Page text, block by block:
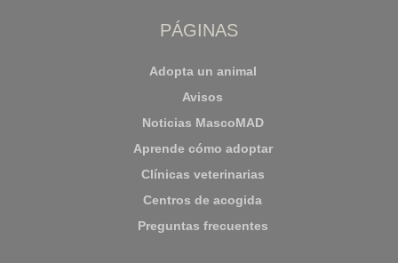
PÁGINAS
Adopta un animal
Avisos
Noticias MascoMAD
Aprende cómo adoptar
Clínicas veterinarias
Centros de acogida
Preguntas frecuentes